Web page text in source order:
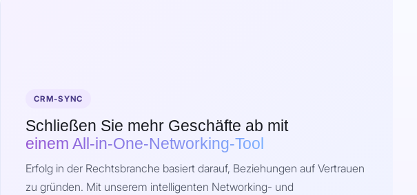
CRM-SYNC
Schließen Sie mehr Geschäfte ab mit
einem All-in-One-Networking-Tool
Erfolg in der Rechtsbranche basiert darauf, Beziehungen auf Vertrauen
zu gründen. Mit unserem intelligenten Networking- und